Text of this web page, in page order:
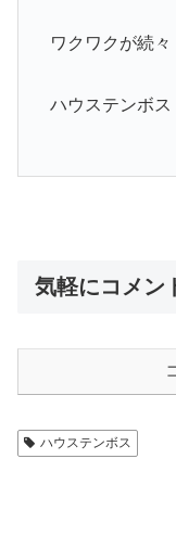
ワクワクが続々
ハウステンボス
気軽にコメン
ハウステンボス